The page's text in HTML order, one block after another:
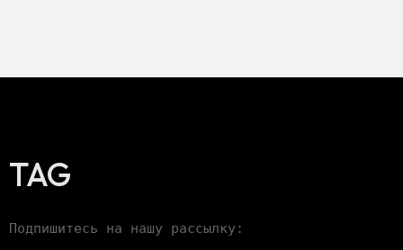
TAG
Подпишитесь на нашу рассылку: